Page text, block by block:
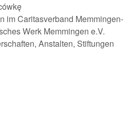
im Caritasverband Memmingen-
Werk Memmingen e.V.
Anstalten, Stiftungen